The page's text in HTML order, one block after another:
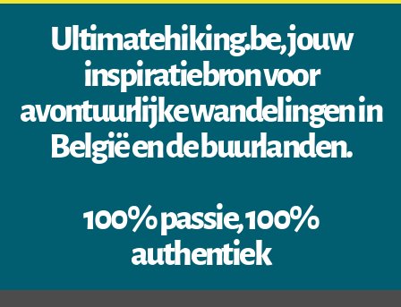
Ultimatehiking.be, jouw
inspiratiebron voor
avontuurlijke wandelingen in
België en de buurlanden.
100% passie, 100%
authentiek